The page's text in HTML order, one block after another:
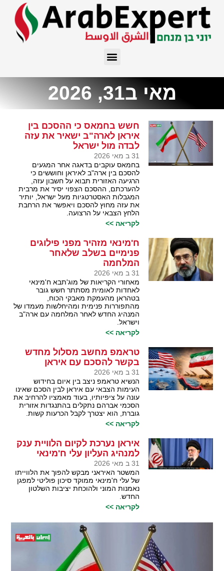
מאי ב31, 2026
חשש בחמאס כי ההסכם בין
איראן לארה"ב ישאיר את עזה
לבדה מול ישראל
31 ב מאי 2026
בחמאס עוקבים בדאגה אחר המגעים
להסכם בין ארה"ב לאיראן וחוששים כי
הרגיעה האזורית תבוא על חשבון עזה,
להערכתם, ההסכם הצפוי יסיר את מרבית
המגבלות האסטרטגיות מעל ישראל, יותיר
את עזה מחוץ להסכם ויאפשר את הרחבת
הלחץ הצבאי על הרצועה.
לקריאה >>
ח'מינאי מזהיר מפני פילוגים
פנימיים בשלב שלאחר
המלחמה
31 ב מאי 2026
מאחורי הקריאות של מוג'תבא ח'מינאי
לאחדות לאומית מסתתר חשש גובר
בטהראן מהעמקת מאבקי הכוח,
מהתפוררות פנימית ומהיחלשות מעמדו של
המנהיג החדש לאחר המלחמה עם ארה"ב
וישראל.
לקריאה >>
טראמפ מחשב מסלול מחדש
בקשר להסכם עם איראן
31 ב מאי 2026
הנשיא טראמפ ניצב בין איום בחידוש
העימות הצבאי עם איראן לבין הסכם שאינו
עונה על ציפיותיו, בעוד מאמציו להרחיב את
הסכמי אברהם נתקלים בהתנגדות אזורית
גוברת, הוא יצטרך לקבל הכרעות קשות.
לקריאה >>
איראן נערכת לקיום הלוויית ענק
למנהיג העליון עלי ח'מינאי
31 ב מאי 2026
המשטר האיראני מבקש להפוך את הלווייתו
של עלי ח'מינאי ממוקד סיכון פוליטי למפגן
נאמנות המוני ולהוכחת יציבות השלטון
החדש.
לקריאה >>